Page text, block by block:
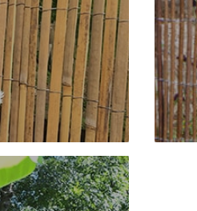
et 1,8 cm
: 1 x 5 m
: 1,5 x 5 m
: 2 x 5 m